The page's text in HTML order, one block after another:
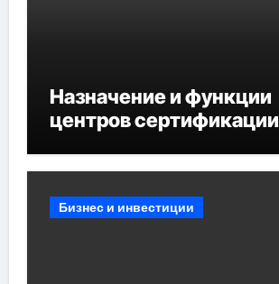
Назначение и функции
центров сертификации
Бизнес и инвестиции